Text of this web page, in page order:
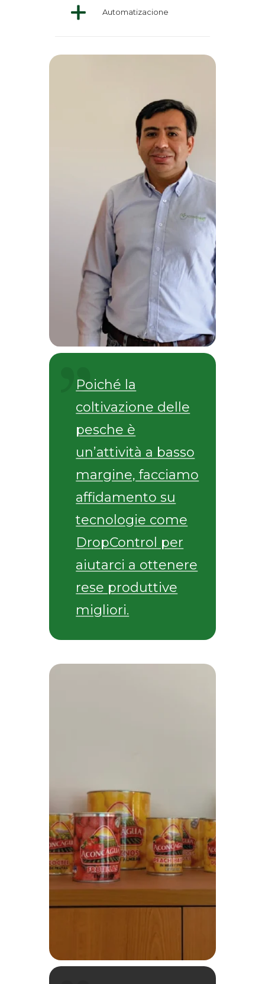
Automatizacione
Poiché la
coltivazione delle
pesche è
un’attività a basso
margine, facciamo
affidamento su
tecnologie come
DropControl per
aiutarci a ottenere
rese produttive
migliori.